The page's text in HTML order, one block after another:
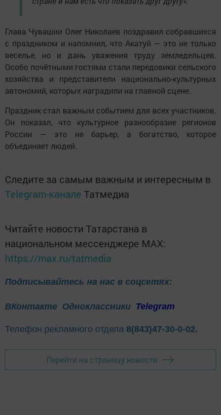
Глава Чувашии Олег Николаев поздравил собравшихся
с праздником и напомнил, что Акатуй — это не только
веселье, но и дань уважения труду земледельцев.
Особо почётными гостями стали передовики сельского
хозяйства и представители национально-культурных
автономий, которых наградили на главной сцене.
Праздник стал важным событием для всех участников.
Он показал, что культурное разнообразие регионов
России — это не барьер, а богатство, которое
объединяет людей.
Следите за самым важным и интересным в
Telegram-канале Татмедиа
Читайте новости Татарстана в
национальном мессенджере MАХ:
https://max.ru/tatmedia
Подписывайтесь на нас в соцсетях:
ВКонтакте Одноклассники Telegram
Телефон рекламного отдела 8(843)47-30-0-02.
Перейти на страницу новости